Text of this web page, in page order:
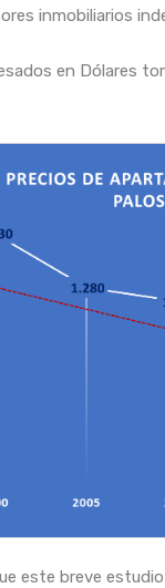
inmobiliarios
en Dólares
este breve